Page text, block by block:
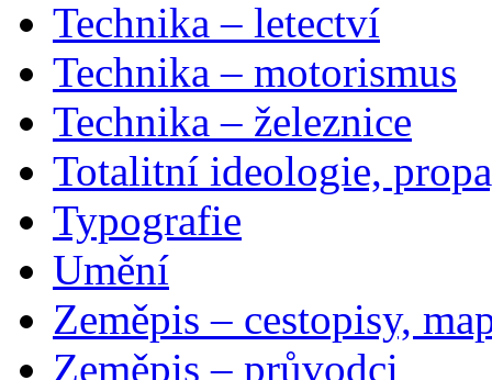
Technika – letectví
Technika – motorismus
Technika – železnice
Totalitní ideologie,
Typografie
Umění
Zeměpis – cestopisy,
Zeměpis – průvodci